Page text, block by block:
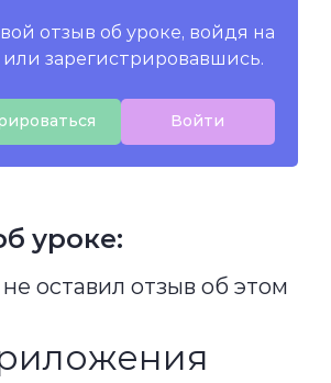
отзыв об уроке, войдя на
зарегистрировавшись.
Войти
уроке:
оставил отзыв об этом